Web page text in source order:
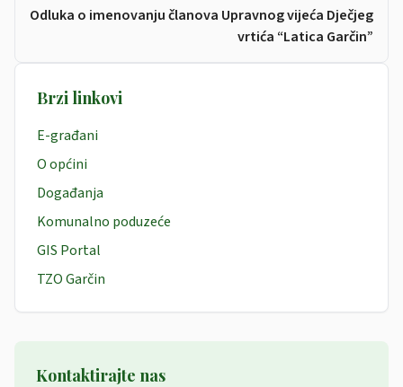
Odluka o imenovanju članova Upravnog vijeća Dječjeg
vrtića “Latica Garčin”
Brzi linkovi
E-građani
O općini
Događanja
Komunalno poduzeće
GIS Portal
TZO Garčin
Kontaktirajte nas